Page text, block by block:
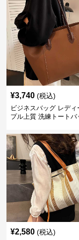
¥3,740 (税込)
ビジネスバッグ レディ
プル上質 洗練トートバ
¥2,580 (税込)